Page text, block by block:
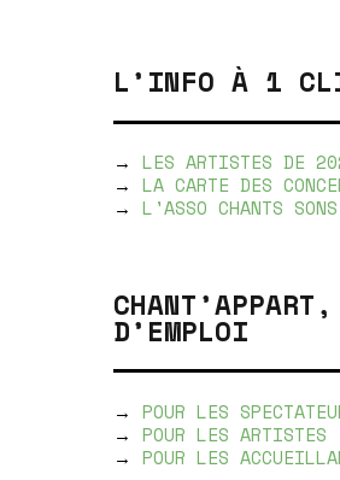
L’INFO À 1
→ LES ARTISTES DE
→ LA CARTE DES
→ L'ASSO CHANTS SONS
CHANT’APPART,
D’EMPLOI
→ POUR LES
→ POUR LES ARTISTES
→ POUR LES